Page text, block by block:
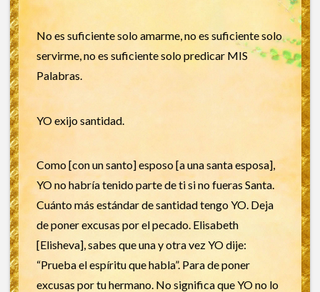
No es suficiente solo amarme, no es suficiente solo
servirme, no es suficiente solo predicar MIS
Palabras.
YO exijo santidad.
Como [con un santo] esposo [a una santa esposa],
YO no habría tenido parte de ti si no fueras Santa.
Cuánto más estándar de santidad tengo YO. Deja
de poner excusas por el pecado. Elisabeth
[Elisheva], sabes que una y otra vez YO dije:
“Prueba el espíritu que habla”. Para de poner
excusas por tu hermano. No significa que YO no lo